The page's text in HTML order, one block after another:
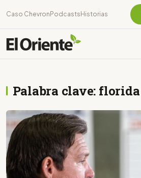
Caso Chevron Podcasts Historias
Palabra clave: florida